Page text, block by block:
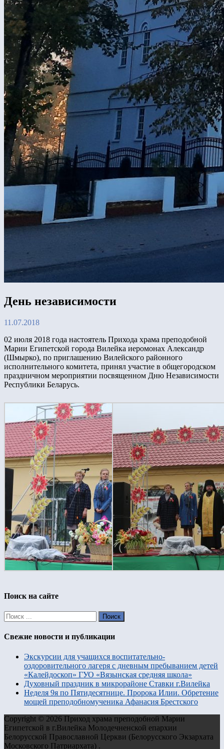
День независимости
11.07.2018
02 июля 2018 года настоятель Прихода храма преподобной
Марии Египетской города Вилейка иеромонах Александр
(Шмырко), по приглашению Вилейского районного
исполнительного комитета, принял участие в общегородском
праздничном мероприятии посвященном Дню Независимости
Республики Беларусь.
Поиск на сайте
Свежие новости и публикации
Экскурсии для учащихся воспитательно-
оздоровительного лагеря с дневным пребыванием детей
«Калейдоскоп» ГУО «Вязынская средняя школа»
Духовный праздник в микрорайоне Ставки г.Вилейка
Неделя 9я по Пятидесятнице. Пророка Илии. Обретение
мощей преподобномученика Афанасия Брестского
Copyright © 2026 Приход храма преподобной Марии
Египетской в г.Вилейка Молодечненской епархии
Белорусской Православной Церкви (Белорусского Экзархата
Московского Патриархата) .